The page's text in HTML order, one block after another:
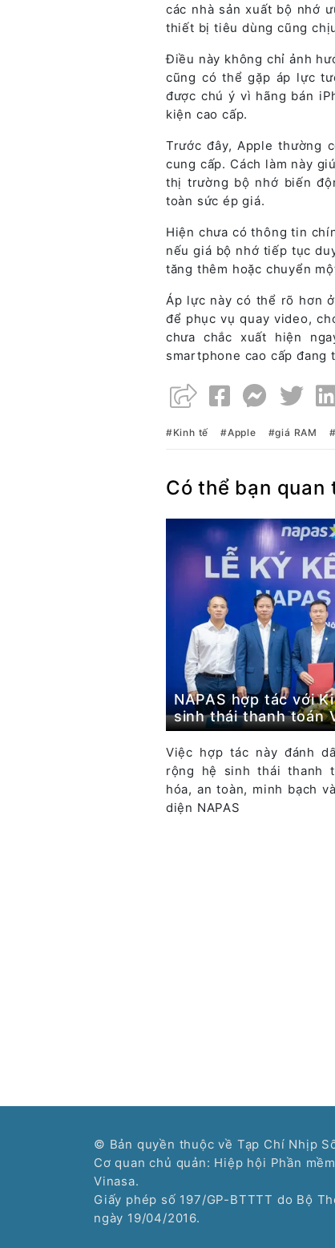
các nhà sản xuất bộ nhớ
thiết bị tiêu dùng cũng
Điều này không chỉ ảnh
cũng có thể gặp áp lực
được chú ý vì hãng bán
kiện cao cấp.
Trước đây, Apple thường
cung cấp. Cách làm này
thị trường bộ nhớ biến
toàn sức ép giá.
Hiện chưa có thông tin
nếu giá bộ nhớ tiếp tục
tăng thêm hoặc chuyển
Áp lực này có thể rõ hơn
để phục vụ quay video,
chưa chắc xuất hiện
smartphone cao cấp đang
Kinh tế Apple giá RAM
Có thể bạn quan
NAPAS hợp tác với
sinh thái thanh toán
Việc hợp tác này đánh
rộng hệ sinh thái thanh
hóa, an toàn, minh bạch
diện NAPAS
© Bản quyền thuộc về Tạp Chí Nhịp
Cơ quan chủ quản: Hiệp hội Phần
Vinasa.
Giấy phép số 197/GP-BTTTT do Bộ
ngày 19/04/2016.